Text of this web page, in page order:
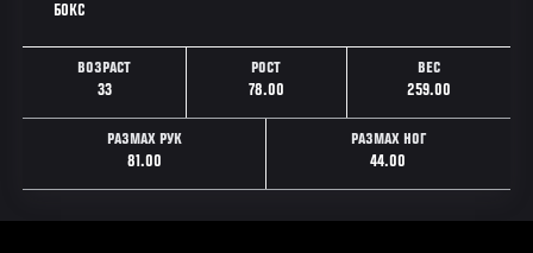
БОКС
ВОЗРАСТ
33
РОСТ
78.00
ВЕС
259.00
РАЗМАХ РУК
81.00
РАЗМАХ НОГ
44.00